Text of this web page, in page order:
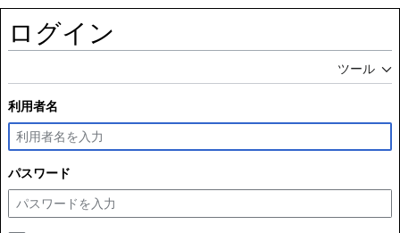
ス
プ
ログイン
ツール
利用者名
パスワード